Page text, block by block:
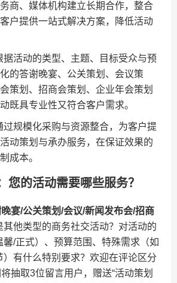
商、媒体机构建立长期合作，整合
户提供一站式解决方案，降低活动
据活动的类型、主题、目标受众与预
的答谢晚宴、公关策划、会议策
策划、招商会策划、企业年会策划
既具专业性又符合客户需求。
过规模化采购与资源整合，为客户提
动策划与承办服务，在保证效果的
成本。
您的活动需要哪些服务？
宴/公关策划/会议/新闻发布会/招商
其他类型的商务社交活动？对活动的
馨/正式）、预算范围、特殊需求（如
）有什么特别要求？欢迎在评论区分
抽取3位留言用户，赠送“活动策划